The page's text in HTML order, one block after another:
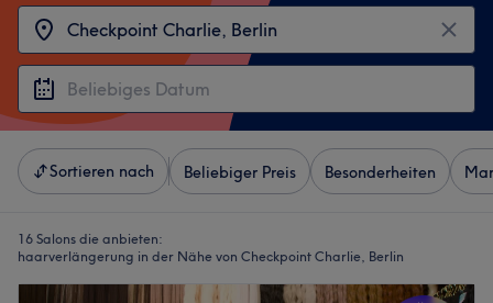
Sortieren nach Beliebiger Preis Besonderheiten
16 Salons die anbieten:
haarverlängerung in der Nähe von Checkpoint Charlie, Berlin